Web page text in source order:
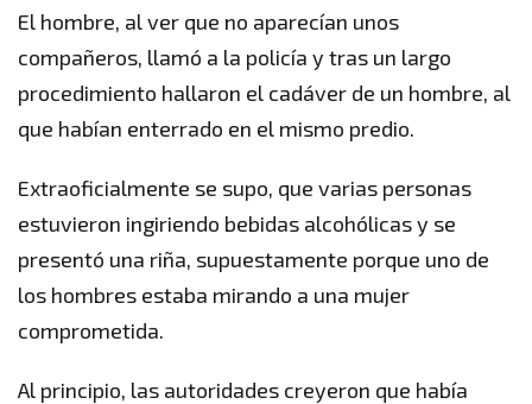
El hombre, al ver que no aparecían unos
compañeros, llamó a la policía y tras un largo
procedimiento hallaron el cadáver de un hombre, al
que habían enterrado en el mismo predio.
Extraoficialmente se supo, que varias personas
estuvieron ingiriendo bebidas alcohólicas y se
presentó una riña, supuestamente porque uno de
los hombres estaba mirando a una mujer
comprometida.
Al principio, las autoridades creyeron que había